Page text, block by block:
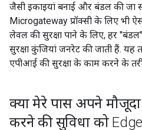
जैसी इकाइयां बनाई और बंडल की जा
Microgateway प्रॉक्सी के लिए भी
लेवल की सुरक्षा पाने के लिए, हर
सुरक्षा कुंजियां जनरेट की जाती हैं. यह
एपीआई की सुरक्षा के काम करने के
क्या मेरे पास अपने मौजूदा
करने की सुविधा को